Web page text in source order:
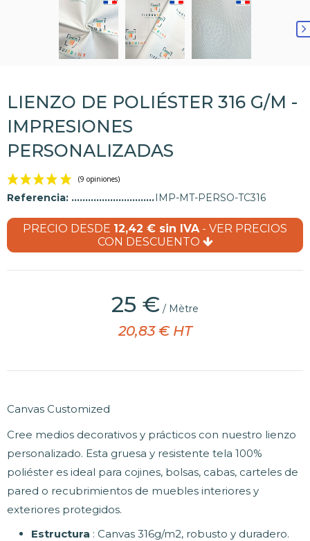
LIENZO DE POLIÉSTER 316 G/M -
IMPRESIONES
PERSONALIZADAS
Referencia: IMP-MT-PERSO-TC316
PRECIO DESDE 12,42 € sin IVA - VER PRECIOS
CON DESCUENTO
25 € / Mètre
20,83 € HT
Canvas Customized
Cree medios decorativos y prácticos con nuestro lienzo
personalizado. Esta gruesa y resistente tela 100%
poliéster es ideal para cojines, bolsas, cabas, carteles de
pared o recubrimientos de muebles interiores y
exteriores protegidos.
Estructura : Canvas 316g/m2, robusto y duradero.